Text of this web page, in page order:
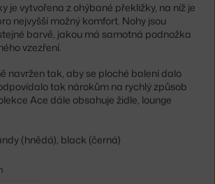
je vytvořena z ohýbané překližky, na níž je
nejvyšší možný komfort. Nohy jsou
barvě, jakou má samotná podnožka
vzezření.
navržen tak, aby se ploché balení dalo
tak nárokům na rychlý způsob
Ace dále obsahuje židle, lounge
(hnědá), black (černá)